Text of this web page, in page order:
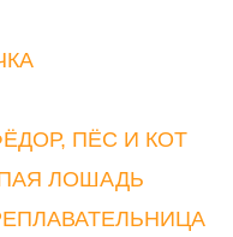
ПЁС И КОТ
ЛОШАДЬ